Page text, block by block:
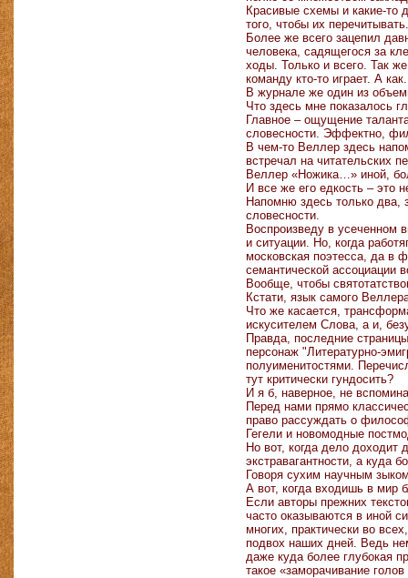
Красивые схемы и какие-то
того, чтобы их перечитывать.
Более же всего зацепил
человека, садящегося за
ходы. Только и всего. Так
команду кто-то играет. А как.
В журнале же один из
Что здесь мне показалось
Главное – ощущение
словесности. Эффектно,
В чем-то Веллер здесь
встречал на читательских
Веллер «Ножика…» иной,
И все же его едкость – это
Напомню здесь только два,
словесности.
Воспроизведу в усеченном
и ситуации. Но, когда
московская поэтесса, да в
семантической ассоциации
Вообще, чтобы
Кстати, язык самого
Что же касается,
искусителем Слова, а и,
Правда, последние
персонаж "Литературно-
полуименитостями.
тут критически гундосить?
И я б, наверное, не
Перед нами прямо
право рассуждать о
Гегели и новомодные
Но вот, когда дело доходит
экстравагантности, а куда
Говоря сухим научным
А вот, когда входишь в мир
Если авторы прежних
часто оказываются в иной
многих, практически во
подвох наших дней. Ведь
даже куда более глубокая
такое «заморачивание